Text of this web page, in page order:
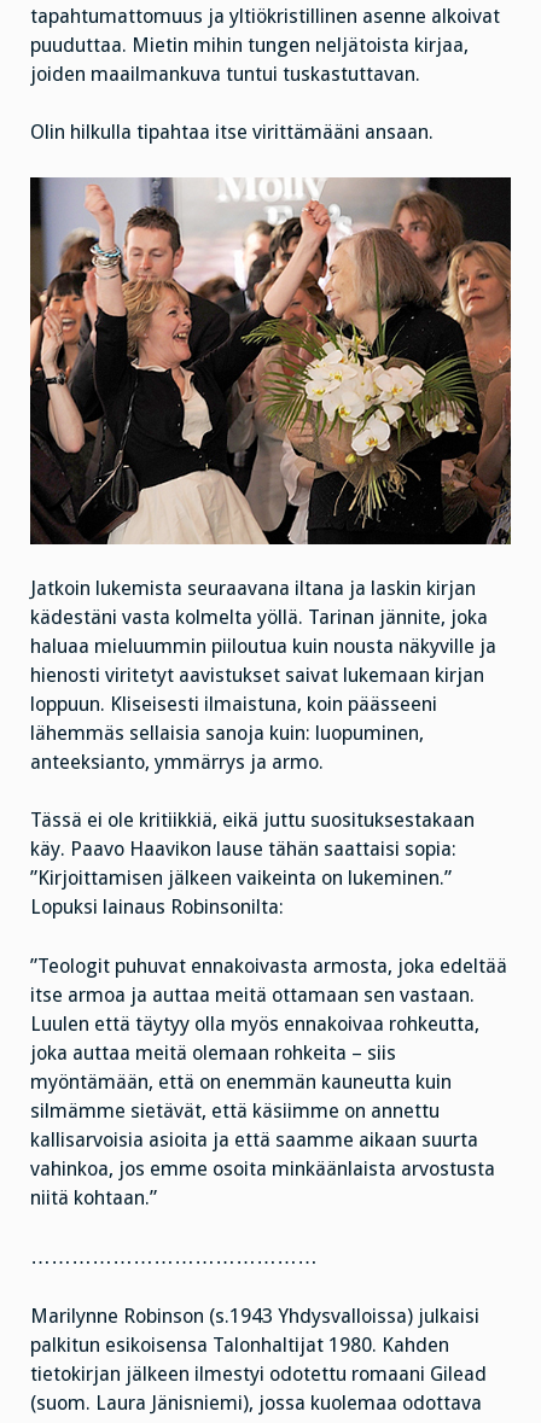
tapahtumattomuus ja yltiökristillinen asenne alkoivat
puuduttaa. Mietin mihin tungen neljätoista kirjaa,
joiden maailmankuva tuntui tuskastuttavan.
Olin hilkulla tipahtaa itse virittämääni ansaan.
Jatkoin lukemista seuraavana iltana ja laskin kirjan
kädestäni vasta kolmelta yöllä. Tarinan jännite, joka
haluaa mieluummin piiloutua kuin nousta näkyville ja
hienosti viritetyt aavistukset saivat lukemaan kirjan
loppuun. Kliseisesti ilmaistuna, koin päässeeni
lähemmäs sellaisia sanoja kuin: luopuminen,
anteeksianto, ymmärrys ja armo.
Tässä ei ole kritiikkiä, eikä juttu suosituksestakaan
käy. Paavo Haavikon lause tähän saattaisi sopia:
”Kirjoittamisen jälkeen vaikeinta on lukeminen.”
Lopuksi lainaus Robinsonilta:
”Teologit puhuvat ennakoivasta armosta, joka edeltää
itse armoa ja auttaa meitä ottamaan sen vastaan.
Luulen että täytyy olla myös ennakoivaa rohkeutta,
joka auttaa meitä olemaan rohkeita – siis
myöntämään, että on enemmän kauneutta kuin
silmämme sietävät, että käsiimme on annettu
kallisarvoisia asioita ja että saamme aikaan suurta
vahinkoa, jos emme osoita minkäänlaista arvostusta
niitä kohtaan.”
……………………………………
Marilynne Robinson (s.1943 Yhdysvalloissa) julkaisi
palkitun esikoisensa Talonhaltijat 1980. Kahden
tietokirjan jälkeen ilmestyi odotettu romaani Gilead
(suom. Laura Jänisniemi), jossa kuolemaa odottava